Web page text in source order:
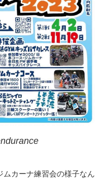
カーナ練習会の様子なん